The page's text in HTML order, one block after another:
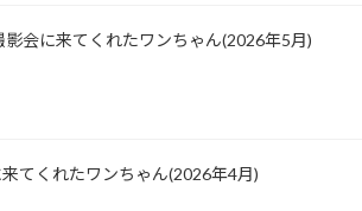
会に来てくれたワンちゃん(2026年5月)
てくれたワンちゃん(2026年4月)